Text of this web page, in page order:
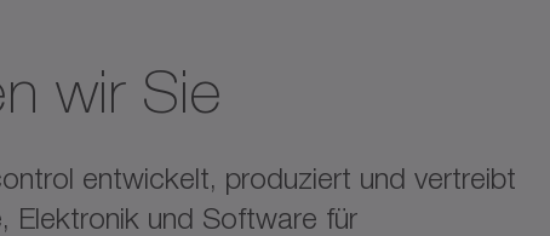
wir Sie
entwickelt, produziert und vertreibt
Elektronik und Software für